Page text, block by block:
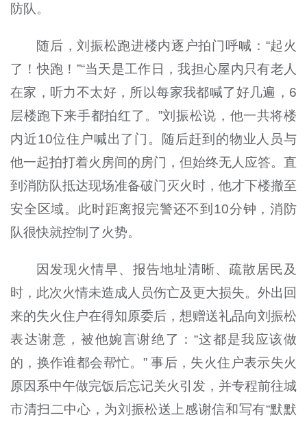
防队。
随后，刘振松跑进楼内逐户拍门呼喊：“起火
了！快跑！”“当天是工作日，我担心屋内只有老人
在家，听力不太好，所以每家我都喊了好几遍，6
层楼跑下来手都拍红了。”刘振松说，他一共将楼
内近10位住户喊出了门。随后赶到的物业人员与
他一起拍打着火房间的房门，但始终无人应答。直
到消防队抵达现场准备破门灭火时，他才下楼撤至
安全区域。此时距离报完警还不到10分钟，消防
队很快就控制了火势。
因发现火情早、报告地址清晰、疏散居民及
时，此次火情未造成人员伤亡及更大损失。外出回
来的失火住户在得知原委后，想赠送礼品向刘振松
表达谢意，被他婉言谢绝了：“这都是我应该做
的，换作谁都会帮忙。” 事后，失火住户表示失火
原因系中午做完饭后忘记关火引发，并专程前往城
市清扫二中心，为刘振松送上感谢信和写有“默默